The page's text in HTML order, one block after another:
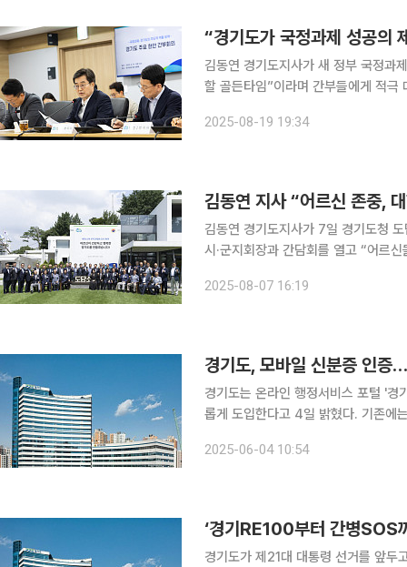
“경기도가 국정과제 성공의
김동연 경기도지사가 새 정부 국정과
할 골든타임”이라며 간부들에게 적극 대응을 주문했다. 김 지사는
의 의견을 수렴하는 과정에서 수정될
2025-08-19 19:34
김동연 지사 “어르신 존중,
김동연 경기도지사가 7일 경기도청
시·군지회장과 간담회를 열고 “어르
관에 무더위 쉼터를 운영하고, 취약
2025-08-07 16:19
경기도, 모바일 신분증 인증
경기도는 온라인 행정서비스 포털 '
롭게 도입한다고 4일 밝혔다. 기존에는 간편인증, 공동인증서, 휴대폰 인증 방식만 제공됐다. 이용
2025-06-04 10:54
경기도가 제21대 대통령 선거를 앞두